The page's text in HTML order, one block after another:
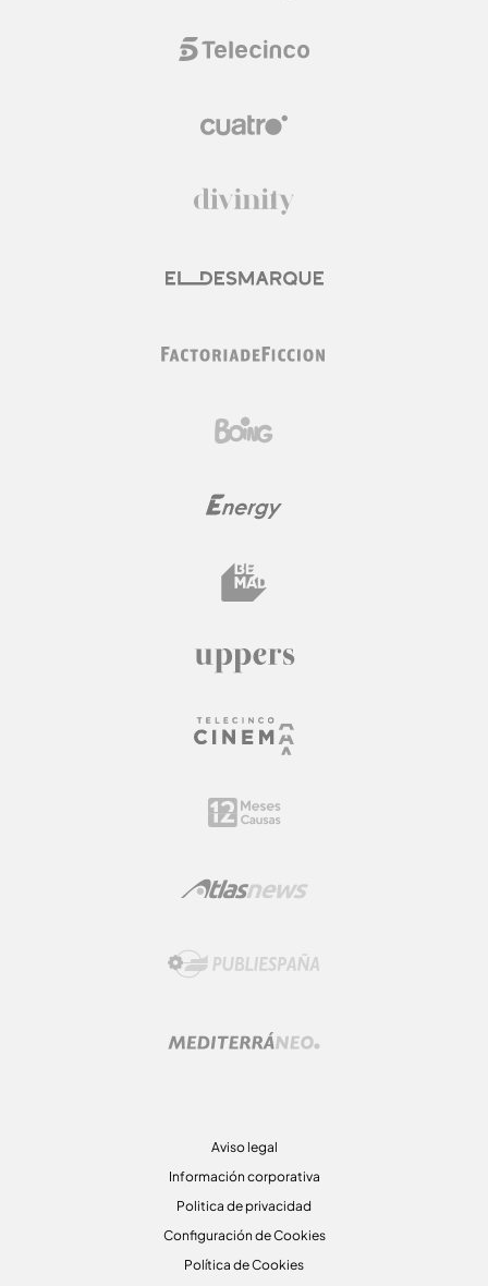
Aviso legal
Información corporativa
Politica de privacidad
Configuración de Cookies
Política de Cookies